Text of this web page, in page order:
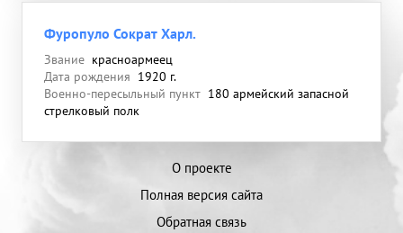
Фуропуло Сократ Харл.
Звание красноармеец
Дата рождения 1920 г.
Военно-пересыльный пункт 180 армейский запасной
стрелковый полк
О проекте
Полная версия сайта
Обратная связь